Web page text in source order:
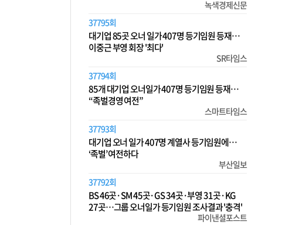
녹색경제신문
37795회
대기업 85곳 오너 일가 407명 등기임원 등재…
이중근 부영 회장 '최다'
SR타임스
37794회
85개 대기업 오너일가 407명 등기임원 등재…
“족벌경영 여전”
스마트타임스
37793회
대기업 오너 일가 407명 계열사 등기임원에…
‘족벌’ 여전하다
부산일보
37792회
BS 46곳·SM 45곳·GS 34곳·부영 31곳·KG
27곳…그룹 오너일가 등기임원 조사결과 '충격'
파이낸셜포스트